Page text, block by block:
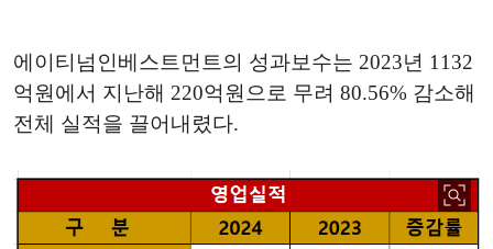
에이티넘인베스트먼트의 성과보수는 2023년 1132
억원에서 지난해 220억원으로 무려 80.56% 감소해
전체 실적을 끌어내렸다.